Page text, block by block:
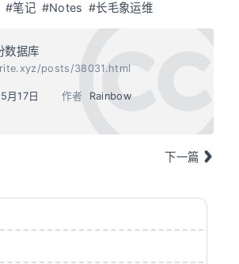
#笔记 #Notes #长毛象运维
数据库
posts/38031.html
作者 Rainbow
月17日
下一篇